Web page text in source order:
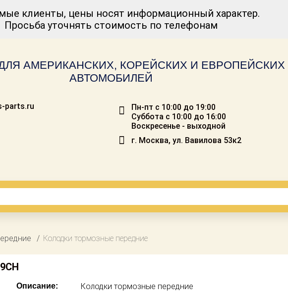
клиенты, цены носят информационный характер.
Просьба уточнять стоимость по телефонам
АМЕРИКАНСКИХ, КОРЕЙСКИХ И ЕВРОПЕЙСКИХ
АВТОМОБИЛЕЙ
parts.ru
Пн-пт с 10:00 до 19:00
Суббота с 10:00 до 16:00
Воскресенье - выходной
г. Москва, ул. Вавилова 53к2
Колодки тормозные передние
Описание: Колодки тормозные передние